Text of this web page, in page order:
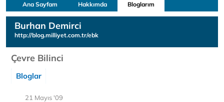
Ana Sayfam Hakkımda Bloglarım
Burhan Demirci
http://blog.milliyet.com.tr/ebk
Çevre Bilinci
Bloglar
21 Mayıs '09